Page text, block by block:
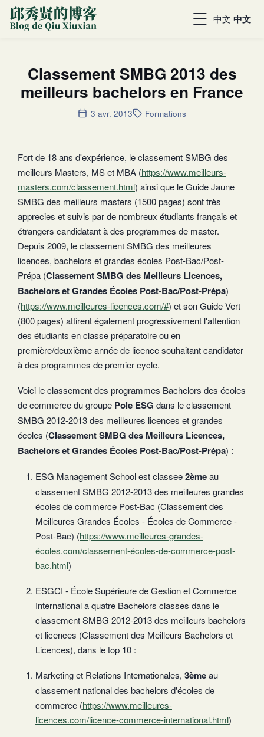
中文 中文
Classement SMBG 2013 des
meilleurs bachelors en France
3 avr. 2013 Formations
Fort de 18 ans d'expérience, le classement SMBG des
meilleurs Masters, MS et MBA (https://www.meilleurs-
masters.com/classement.html) ainsi que le Guide Jaune
SMBG des meilleurs masters (1500 pages) sont très
apprecies et suivis par de nombreux étudiants français et
étrangers candidatant à des programmes de master.
Depuis 2009, le classement SMBG des meilleures
licences, bachelors et grandes écoles Post-Bac/Post-
Prépa (Classement SMBG des Meilleurs Licences,
Bachelors et Grandes Écoles Post-Bac/Post-Prépa)
(https://www.meilleures-licences.com/#) et son Guide Vert
(800 pages) attirent également progressivement l'attention
des étudiants en classe préparatoire ou en
première/deuxième année de licence souhaitant candidater
à des programmes de premier cycle.
Voici le classement des programmes Bachelors des écoles
de commerce du groupe Pole ESG dans le classement
SMBG 2012-2013 des meilleures licences et grandes
écoles (Classement SMBG des Meilleurs Licences,
Bachelors et Grandes Écoles Post-Bac/Post-Prépa) :
ESG Management School est classee2èmeau
classement SMBG 2012-2013 des meilleures grandes
écoles de commerce Post-Bac (Classement des
Meilleures Grandes Écoles - Écoles de Commerce -
Post-Bac) (https://www.meilleures-grandes-
écoles.com/classement-écoles-de-commerce-post-
bac.html)
ESGCI - École Supérieure de Gestion et Commerce
International a quatre Bachelors classes dans le
classement SMBG 2012-2013 des meilleurs bachelors
et licences (Classement des Meilleurs Bachelors et
Licences), dans le top 10 :
Marketing et Relations Internationales, 3èmeau
classement national des bachelors d'écoles de
commerce (https://www.meilleures-
licences.com/licence-commerce-international.html)